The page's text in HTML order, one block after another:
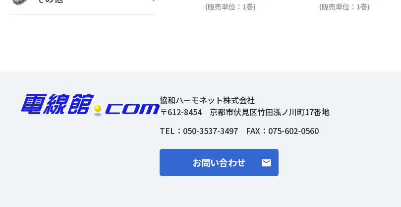
(販売単位：1巻) (販売単位：1巻)
協和ハーモネット株式会社
〒612-8454 京都市伏見区竹田泓ノ川町17番地
TEL： 050-3537-3497 FAX：075-602-0560
お問い合わせ